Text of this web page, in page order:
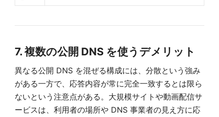
7. 複数の公開 DNS を使うデメリット
異なる公開 DNS を混ぜる構成には、分散という強み
がある一方で、応答内容が常に完全一致するとは限ら
ないという注意点がある。大規模サイトや動画配信サ
ービスは、利用者の場所や DNS 事業者の見え方に応